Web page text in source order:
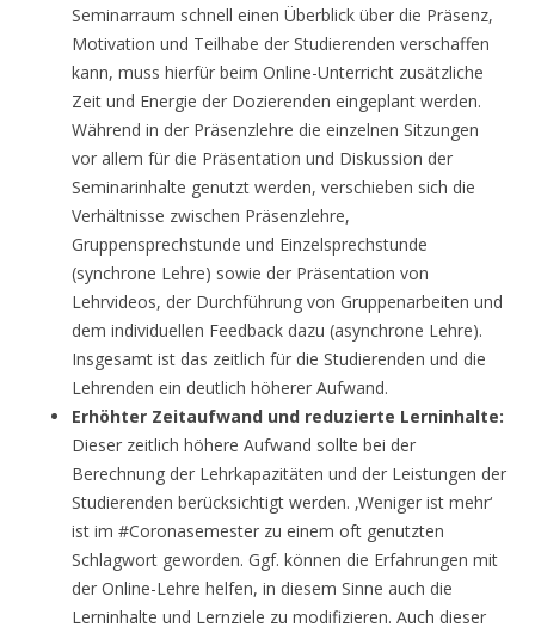
Seminarraum schnell einen Überblick über die Präsenz,
Motivation und Teilhabe der Studierenden verschaffen
kann, muss hierfür beim Online-Unterricht zusätzliche
Zeit und Energie der Dozierenden eingeplant werden.
Während in der Präsenzlehre die einzelnen Sitzungen
vor allem für die Präsentation und Diskussion der
Seminarinhalte genutzt werden, verschieben sich die
Verhältnisse zwischen Präsenzlehre,
Gruppensprechstunde und Einzelsprechstunde
(synchrone Lehre) sowie der Präsentation von
Lehrvideos, der Durchführung von Gruppenarbeiten und
dem individuellen Feedback dazu (asynchrone Lehre).
Insgesamt ist das zeitlich für die Studierenden und die
Lehrenden ein deutlich höherer Aufwand.
Erhöhter Zeitaufwand und reduzierte Lerninhalte:
Dieser zeitlich höhere Aufwand sollte bei der
Berechnung der Lehrkapazitäten und der Leistungen der
Studierenden berücksichtigt werden. ‚Weniger ist mehr‘
ist im #Coronasemester zu einem oft genutzten
Schlagwort geworden. Ggf. können die Erfahrungen mit
der Online-Lehre helfen, in diesem Sinne auch die
Lerninhalte und Lernziele zu modifizieren. Auch dieser